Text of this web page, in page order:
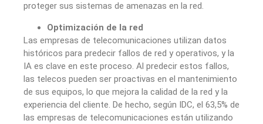
proteger sus sistemas de amenazas en la red.
Optimización de la red
Las empresas de telecomunicaciones utilizan datos
históricos para predecir fallos de red y operativos, y la
IA es clave en este proceso. Al predecir estos fallos,
las telecos pueden ser proactivas en el mantenimiento
de sus equipos, lo que mejora la calidad de la red y la
experiencia del cliente. De hecho, según IDC, el 63,5% de
las empresas de telecomunicaciones están utilizando